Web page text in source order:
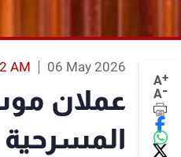
A+
A-
06 May 2026
AM
عملان
المسرحية